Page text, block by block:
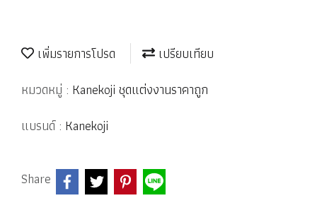
เพิ่มรายการโปรด
เปรียบเทียบ
หมวดหมู่ : Kanekoji ชุดแต่งงานราคาถูก
แบรนด์ : Kanekoji
Share